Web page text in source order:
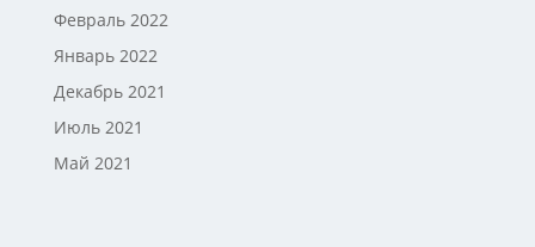
Февраль 2022
Январь 2022
Декабрь 2021
Июль 2021
Май 2021